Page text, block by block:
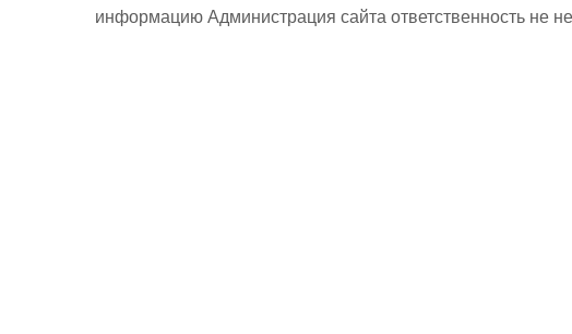
информацию Администрация сайта ответственность не